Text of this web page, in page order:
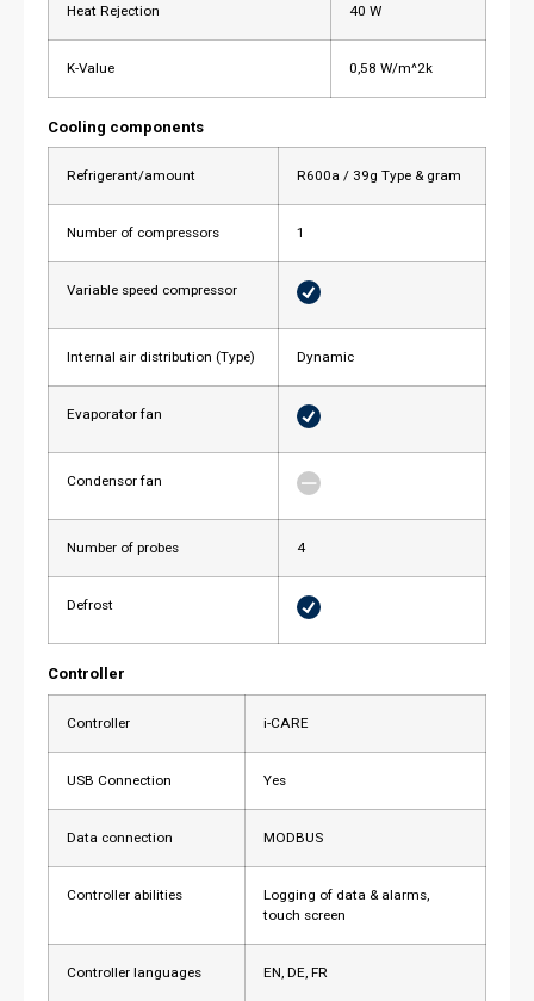
Heat Rejection 40 W
K-Value 0,58 W/m^2k
Cooling components
Refrigerant/amount R600a / 39g Type & gram
Number of compressors 1
Variable speed compressor
Internal air distribution (Type) Dynamic
Evaporator fan
Condensor fan
Number of probes 4
Defrost
Controller
Controller i-CARE
USB Connection Yes
Data connection MODBUS
Controller abilities
Logging of data & alarms,
touch screen
Controller languages EN, DE, FR